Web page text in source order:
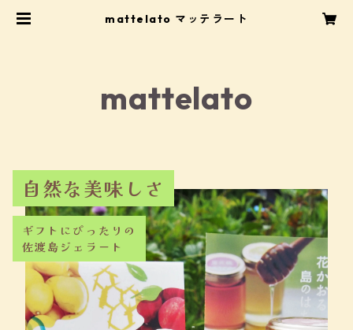
mattelato マッテラート
mattelato
自然な美味しさ
ギフトにぴったりの
佐渡島ジェラート